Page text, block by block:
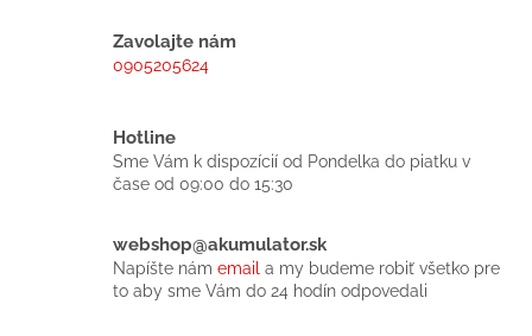
Zavolajte nám
0905205624
Hotline
Sme Vám k dispozícií od Pondelka do piatku v
čase od 09:00 do 15:30
webshop@akumulator.sk
Napíšte nám email a my budeme robiť všetko pre
to aby sme Vám do 24 hodín odpovedali